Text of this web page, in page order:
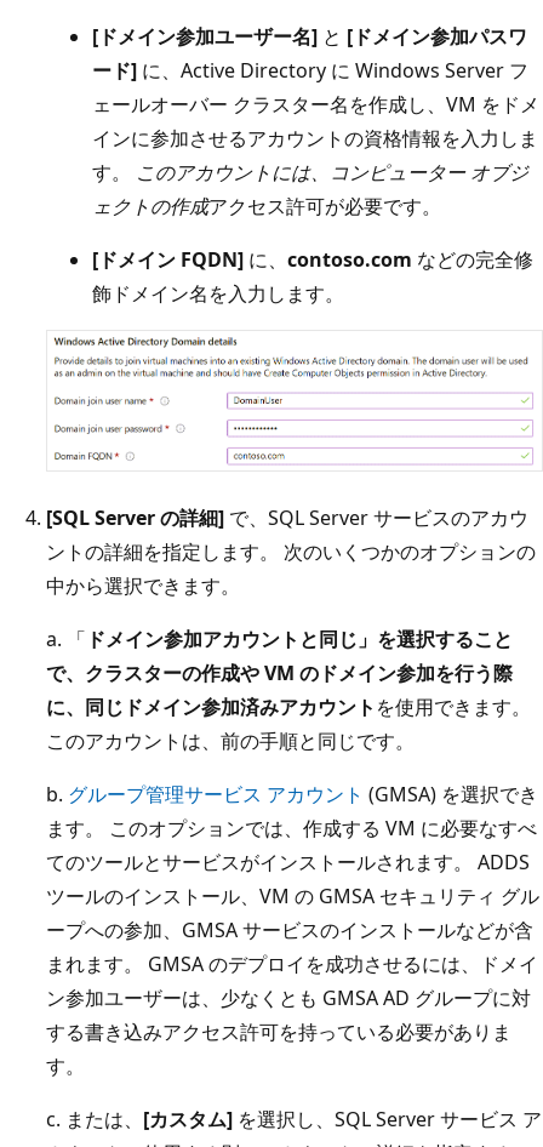
[ドメイン参加ユーザー名] と [ドメイン参加パスワ
ード] に、Active Directory に Windows Server フ
ェールオーバー クラスター名を作成し、VM をドメ
インに参加させるアカウントの資格情報を入力しま
す。 このアカウントには、コンピューター オブジ
ェクトの作成アクセス許可が必要です。
[ドメイン FQDN] に、 contoso.com などの完全修
飾ドメイン名を入力します。
[SQL Server の詳細] で、SQL Server サービスのアカウ
ントの詳細を指定します。 次のいくつかのオプションの
中から選択できます。
a. 「 ドメイン参加アカウントと同じ 」を選択すること
で、クラスターの作成や VM のドメイン参加を行う際
に、 同じドメイン参加済みアカウント を使用できます。
このアカウントは、前の手順と同じです。
b. グループ管理サービス アカウント (GMSA) を選択でき
ます。 このオプションでは、作成する VM に必要なすべ
てのツールとサービスがインストールされます。 ADDS
ツールのインストール、VM の GMSA セキュリティ グル
ープへの参加、GMSA サービスのインストールなどが含
まれます。 GMSA のデプロイを成功させるには、ドメイ
ン参加ユーザーは、少なくとも GMSA AD グループに対
する書き込みアクセス許可を持っている必要がありま
す。
c. または、 [カスタム] を選択し、SQL Server サービス ア